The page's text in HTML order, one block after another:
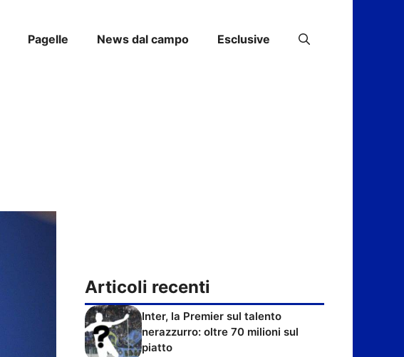
Pagelle News dal campo Esclusive
Articoli recenti
Inter, la Premier sul talento
nerazzurro: oltre 70 milioni sul
piatto